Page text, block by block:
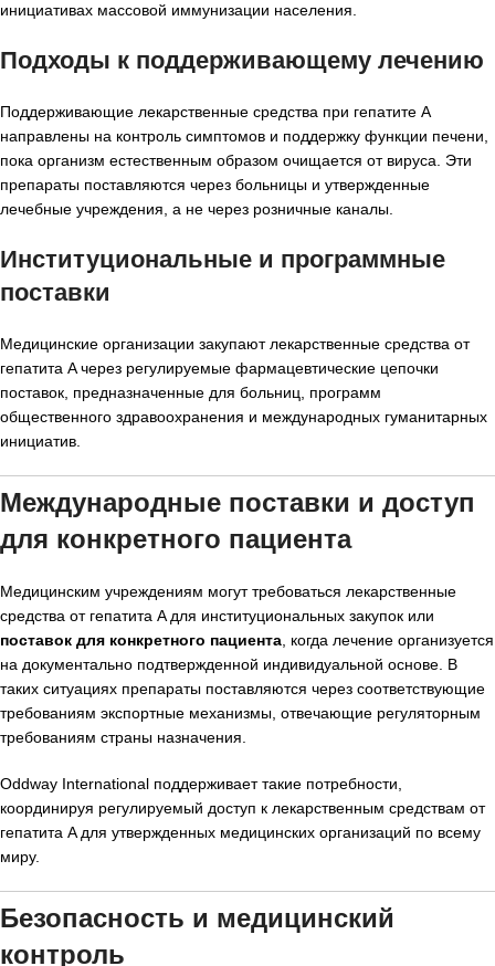
инициативах массовой иммунизации населения.
Подходы к поддерживающему лечению
Поддерживающие лекарственные средства при гепатите A
направлены на контроль симптомов и поддержку функции печени,
пока организм естественным образом очищается от вируса. Эти
препараты поставляются через больницы и утвержденные
лечебные учреждения, а не через розничные каналы.
Институциональные и программные
поставки
Медицинские организации закупают лекарственные средства от
гепатита A через регулируемые фармацевтические цепочки
поставок, предназначенные для больниц, программ
общественного здравоохранения и международных гуманитарных
инициатив.
Международные поставки и доступ
для конкретного пациента
Медицинским учреждениям могут требоваться лекарственные
средства от гепатита A для институциональных закупок или
поставок для конкретного пациента , когда лечение организуется
на документально подтвержденной индивидуальной основе. В
таких ситуациях препараты поставляются через соответствующие
требованиям экспортные механизмы, отвечающие регуляторным
требованиям страны назначения.
Oddway International поддерживает такие потребности,
координируя регулируемый доступ к лекарственным средствам от
гепатита A для утвержденных медицинских организаций по всему
миру.
Безопасность и медицинский
контроль